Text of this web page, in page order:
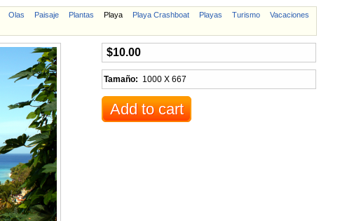
Olas Paisaje Plantas Playa Playa Crashboat Playas Turismo
Vacaciones
$10.00
Tamaño: 1000 X 667